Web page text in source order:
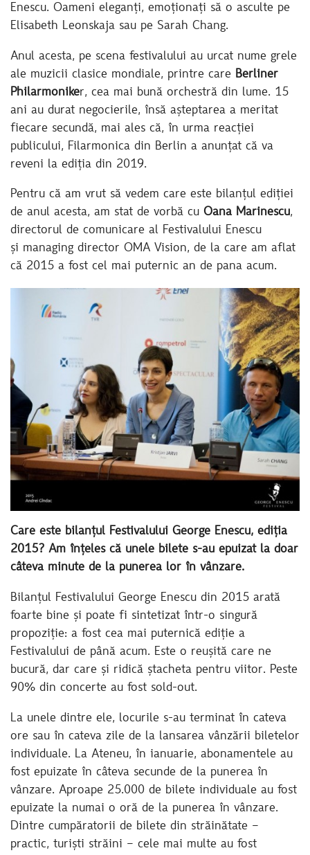
Enescu. Oameni eleganți, emoționați să o asculte pe
Elisabeth Leonskaja sau pe Sarah Chang.
Anul acesta, pe scena festivalului au urcat nume grele
ale muzicii clasice mondiale, printre care Berliner
Philarmoniker, cea mai bună orchestră din lume. 15
ani au durat negocierile, însă așteptarea a meritat
fiecare secundă, mai ales că, în urma reacției
publicului, Filarmonica din Berlin a anunțat că va
reveni la ediția din 2019.
Pentru că am vrut să vedem care este bilanțul ediției
de anul acesta, am stat de vorbă cu Oana Marinescu,
directorul de comunicare al Festivalului Enescu
și managing director OMA Vision, de la care am aflat
că 2015 a fost cel mai puternic an de pana acum.
Care este bilanțul Festivalului George Enescu, ediția
2015? Am înțeles că unele bilete s-au epuizat la doar
câteva minute de la punerea lor în vânzare.
Bilanțul Festivalului George Enescu din 2015 arată
foarte bine și poate fi sintetizat într-o singură
propoziție: a fost cea mai puternică ediție a
Festivalului de până acum. Este o reușită care ne
bucură, dar care și ridică ștacheta pentru viitor. Peste
90% din concerte au fost sold-out.
La unele dintre ele, locurile s-au terminat în cateva
ore sau în cateva zile de la lansarea vânzării biletelor
individuale. La Ateneu, în ianuarie, abonamentele au
fost epuizate în câteva secunde de la punerea în
vânzare. Aproape 25.000 de bilete individuale au fost
epuizate la numai o oră de la punerea în vânzare.
Dintre cumpăratorii de bilete din străinătate –
practic, turiști străini – cele mai multe au fost